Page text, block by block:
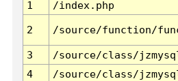
1
/index.php
2 /source/function/
3 /source/class/
4
/source/class/